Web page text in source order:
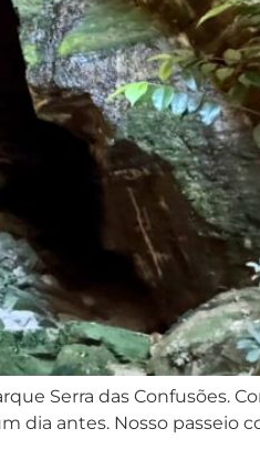
Serra das Confusões.
dia antes. Nosso passeio